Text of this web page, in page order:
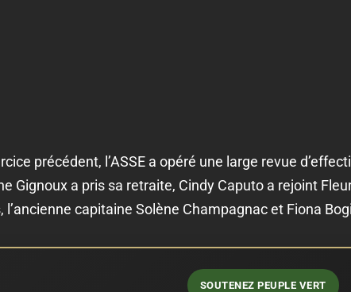
précédent, l’ASSE a opéré une large revue
Gignoux a pris sa retraite, Cindy Caputo a rejoint
l’ancienne capitaine Solène Champagnac et Fiona
SOUTENEZ PEUPLE VERT